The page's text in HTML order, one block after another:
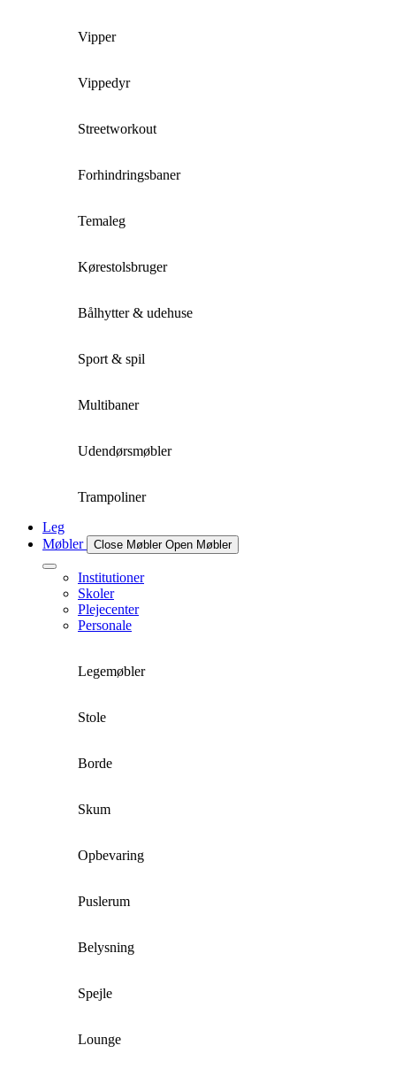
Vipper
Vippedyr
Streetworkout
Forhindringsbaner
Temaleg
Kørestolsbruger
Bålhytter & udehuse
Sport & spil
Multibaner
Udendørsmøbler
Trampoliner
Leg
Møbler
Close Møbler Open Møbler
Institutioner
Skoler
Plejecenter
Personale
Legemøbler
Stole
Borde
Skum
Opbevaring
Puslerum
Belysning
Spejle
Lounge